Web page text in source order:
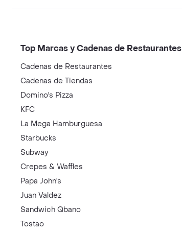
Top Marcas y Cadenas de Restaurantes
Cadenas de Restaurantes
Cadenas de Tiendas
Domino's Pizza
KFC
La Mega Hamburguesa
Starbucks
Subway
Crepes & Waffles
Papa John's
Juan Valdez
Sandwich Qbano
Tostao